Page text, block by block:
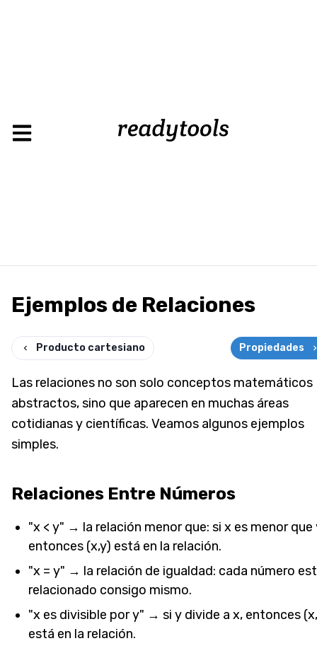
Ejemplos de Relaciones
Producto cartesiano Propiedades
Las relaciones no son solo conceptos matemáticos
abstractos, sino que aparecen en muchas áreas
cotidianas y científicas. Veamos algunos ejemplos
simples.
Relaciones Entre Números
"x < y" → la relación menor que: si x es menor que
entonces (x,y) está en la relación.
"x = y" → la relación de igualdad: cada número
relacionado consigo mismo.
"x es divisible por y" → si y divide a x, entonces
está en la relación.